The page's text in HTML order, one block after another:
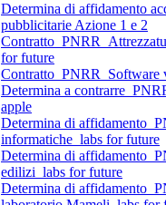
Determina di affidamento
pubblicitarie Azione 1 e 2
for future
Contratto_PNRR_Software
Determina a
apple
Determina di
informatiche_labs for future
Determina di
edilizi_labs for future
Determina di